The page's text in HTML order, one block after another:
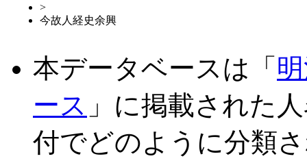
>
今故人経史余興
本データベースは「
ース 」に掲載された
付でどのように分類